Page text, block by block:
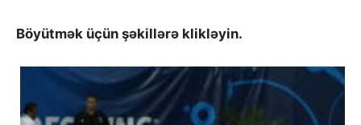
Böyütmək üçün şəkillərə klikləyin.